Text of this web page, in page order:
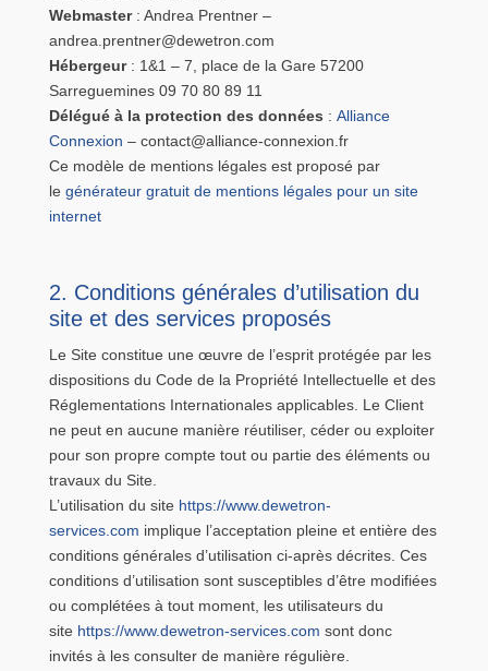
Webmaster : Andrea Prentner –
andrea.prentner@dewetron.com
Hébergeur : 1&1 – 7, place de la Gare 57200
Sarreguemines 09 70 80 89 11
Délégué à la protection des données : Alliance
Connexion – contact@alliance-connexion.fr
Ce modèle de mentions légales est proposé par
le générateur gratuit de mentions légales pour un site
internet
2. Conditions générales d’utilisation du
site et des services proposés
Le Site constitue une œuvre de l’esprit protégée par les
dispositions du Code de la Propriété Intellectuelle et des
Réglementations Internationales applicables. Le Client
ne peut en aucune manière réutiliser, céder ou exploiter
pour son propre compte tout ou partie des éléments ou
travaux du Site.
L’utilisation du site https://www.dewetron-
services.com implique l’acceptation pleine et entière des
conditions générales d’utilisation ci-après décrites. Ces
conditions d’utilisation sont susceptibles d’être modifiées
ou complétées à tout moment, les utilisateurs du
site https://www.dewetron-services.com sont donc
invités à les consulter de manière régulière.